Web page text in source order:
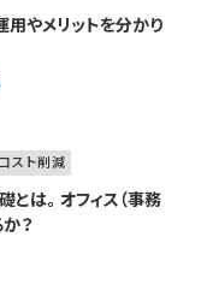
用やメリットを分かり
スト削減
とは。 オフィス（事務
？